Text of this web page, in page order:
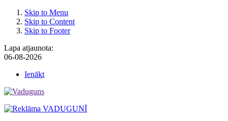
Skip to Menu
Skip to Content
Skip to Footer
Lapa atjaunota:
06-08-2026
Ienākt